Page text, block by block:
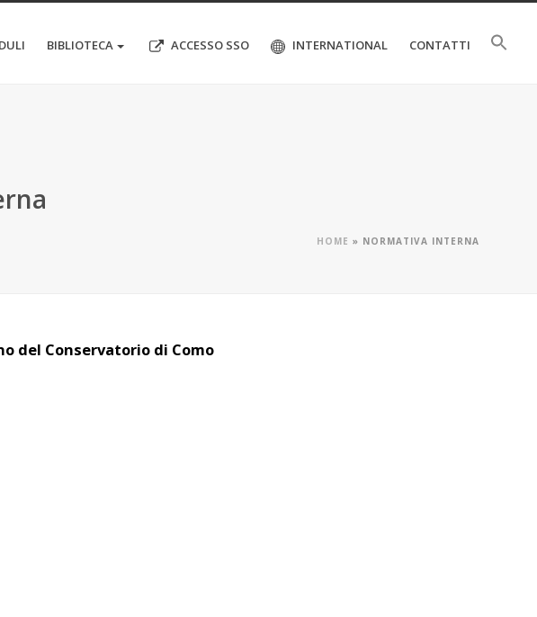
BIBLIOTECA ACCESSO SSO INTERNATIONAL CONTATTI
HOME » NORMATIVA INTERNA
del Conservatorio di Como